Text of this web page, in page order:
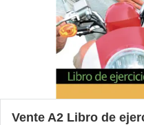
Vente A2 Libro de